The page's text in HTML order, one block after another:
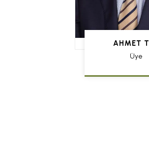
AHMET
Üye